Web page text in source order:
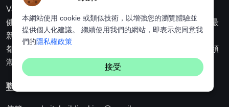
Vaynus 是一個多元化內容平臺，涵蓋生活、賺錢、流行、
健康和娛樂五大主題。無論是情感故事、旅遊美食指南、最
新科技資訊，還是職場理財建議、健康健身技巧，Vaynus
都致力於為使用者提供豐富的內容和實用的生活建議，引領
潮流生活方式。
聯絡我們
本網站使用 cookie 或類似技術，以增強您的瀏覽體驗並
提供個人化建議。 繼續使用我們的網站，即表示您同意我
們的隱私權政策
接受